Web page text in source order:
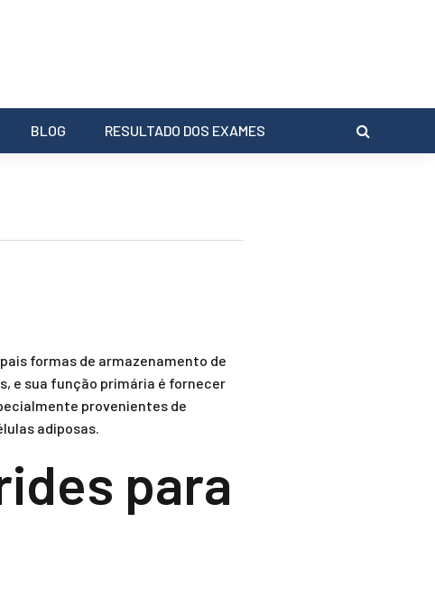
BLOG RESULTADO DOS EXAMES
formas de armazenamento de
e sua função primária é fornecer
provenientes de
adiposas.
para